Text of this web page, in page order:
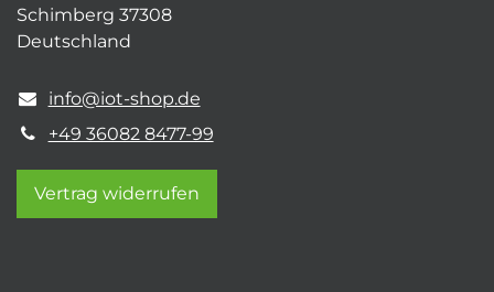
Schimberg 37308
Deutschland
info@iot-shop.de
+49 36082 8477-99
Vertrag widerrufen